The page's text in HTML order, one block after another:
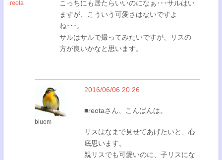
reota
こっちにも居たらいいのになぁ･･･サルはい
ますが、こういう可愛さはないですよ
ね･･･。
サルはサルで撮ってみたいですが、リスの
方が良いかなと思います。
bluem
2016/06/06 20:26
■reotaさん、こんばんは。
リスはなまで見せてあげたいと、心
底思います。
親リスでも可愛いのに、子リスにな